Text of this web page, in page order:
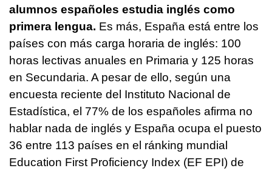
alumnos españoles estudia inglés como
primera lengua. Es más, España está entre los
países con más carga horaria de inglés: 100
horas lectivas anuales en Primaria y 125 horas
en Secundaria. A pesar de ello, según una
encuesta reciente del Instituto Nacional de
Estadística, el 77% de los españoles afirma no
hablar nada de inglés y España ocupa el puesto
36 entre 113 países en el ránking mundial
Education First Proficiency Index (EF EPI) de